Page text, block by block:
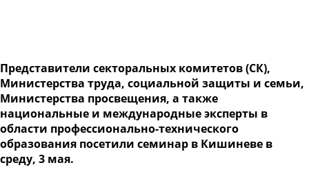
Представители секторальных комитетов (СК),
Министерства труда, социальной защиты и семьи,
Министерства просвещения, а также
национальные и международные эксперты в
области профессионально-технического
образования посетили семинар в Кишиневе в
среду, 3 мая.